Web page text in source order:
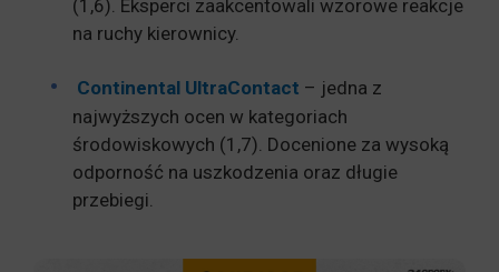
(1,6). Eksperci zaakcentowali wzorowe reakcje
na ruchy kierownicy.
Continental UltraContact – jedna z
najwyższych ocen w kategoriach
środowiskowych (1,7). Docenione za wysoką
odporność na uszkodzenia oraz długie
przebiegi.